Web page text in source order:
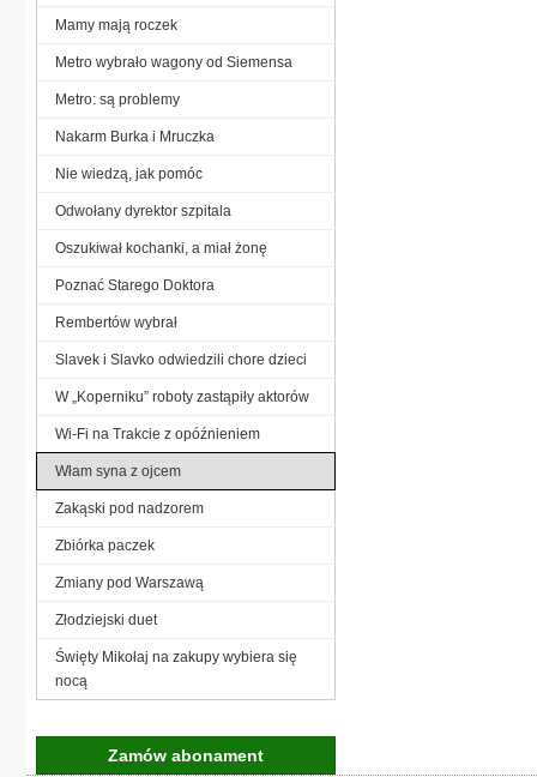
Mamy mają roczek
Metro wybrało wagony od Siemensa
Metro: są problemy
Nakarm Burka i Mruczka
Nie wiedzą, jak pomóc
Odwołany dyrektor szpitala
Oszukiwał kochanki, a miał żonę
Poznać Starego Doktora
Rembertów wybrał
Slavek i Slavko odwiedzili chore dzieci
W „Koperniku” roboty zastąpiły aktorów
Wi-Fi na Trakcie z opóźnieniem
Włam syna z ojcem
Zakąski pod nadzorem
Zbiórka paczek
Zmiany pod Warszawą
Złodziejski duet
Święty Mikołaj na zakupy wybiera się
nocą
Zamów abonament